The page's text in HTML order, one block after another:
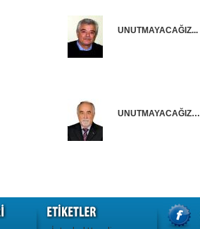
UNUTMAYACAĞIZ...
UNUTMAYACAĞIZ…